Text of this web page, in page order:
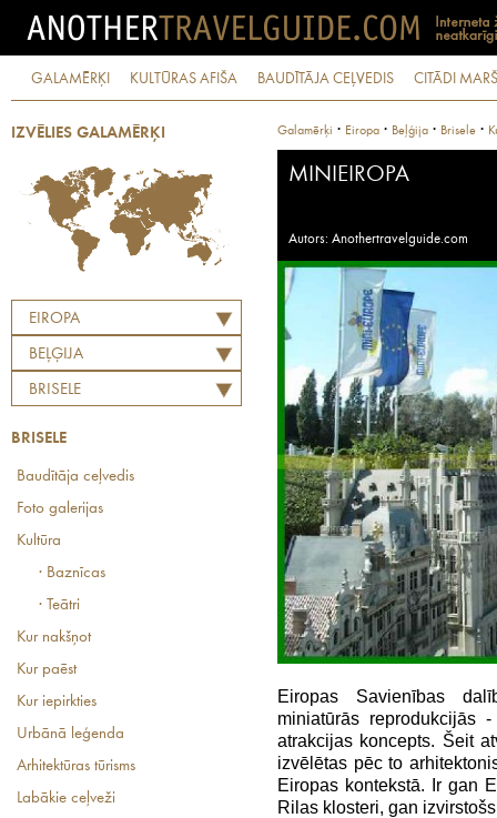
GALAMĒRĶI KULTŪRAS AFIŠA BAUDĪTĀJA CEĻVEDIS CITĀDI
IZVĒLIES GALAMĒRĶI
EIROPA
BEĻĢIJA
BRISELE
BRISELE
Baudītāja ceļvedis
Foto galerijas
Kultūra
· Baznīcas
· Teātri
Kur nakšņot
Kur paēst
Kur iepirkties
Urbānā leģenda
Arhitektūras tūrisms
Labākie ceļveži
Galamērķi · Eiropa · Beļģija · Brisele ·
MINIEIROPA
Autors: Anothertravelguide.com
Eiropas Savienības
miniatūrās reprodukcijās
atrakcijas koncepts. Šeit
izvēlētas pēc to
Eiropas kontekstā. Ir gan
Rilas klosteri, gan